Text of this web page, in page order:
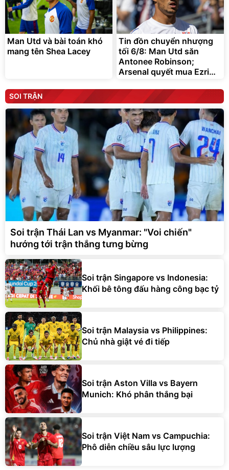
Man Utd và bài toán khó
mang tên Shea Lacey
Tin đồn chuyển nhượng
tối 6/8: Man Utd săn
Antonee Robinson;
Arsenal quyết mua Ezri
SOI TRẬN
Soi trận Thái Lan vs Myanmar: "Voi chiến"
hướng tới trận thắng tưng bừng
Soi trận Singapore vs Indonesia:
Khối bê tông đấu hàng công bạc tỷ
Soi trận Malaysia vs Philippines:
Chủ nhà giật vé đi tiếp
Soi trận Aston Villa vs Bayern
Munich: Khó phân thắng bại
Soi trận Việt Nam vs Campuchia:
Phô diễn chiều sâu lực lượng